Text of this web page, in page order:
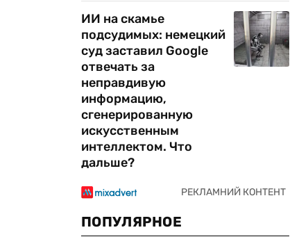
ИИ на скамье
подсудимых: немецкий
суд заставил Google
отвечать за
неправдивую
информацию,
сгенерированную
искусственным
интеллектом. Что
дальше?
ПОПУЛЯРНОЕ